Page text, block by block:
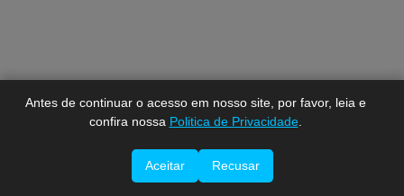
Antes de continuar o acesso em nosso site, por favor, leia e
confira nossa Politica de Privacidade.
Aceitar Recusar